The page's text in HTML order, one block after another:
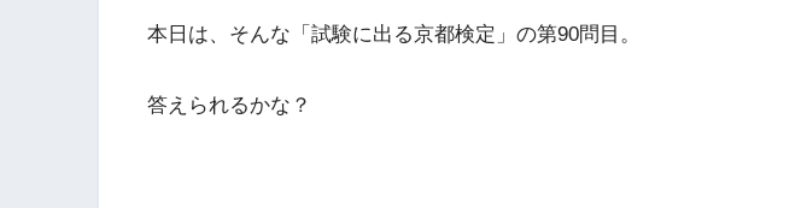
本日は、そんな「試験に出る京都検定」の第90問目。
答えられるかな？